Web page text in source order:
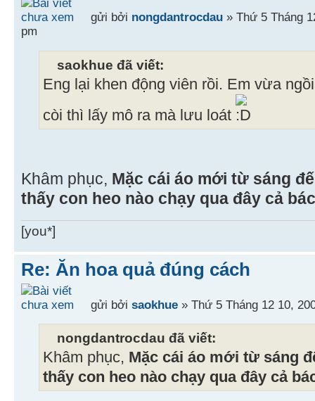
gửi bởi nongdantrocdau » Thứ 5 Tháng
pm
saokhue đã viết:
Eng lại khen động viên rồi. Em vừa
còi thì lấy mô ra mà lưu loát
Khâm phục, Mặc cái áo mới từ sáng
thấy con heo nào chạy qua đây cả
[you*]
Re: Ăn hoa quả đúng cách
gửi bởi saokhue » Thứ 5 Tháng 12 10,
nongdantrocdau đã viết:
Khâm phục, Mặc cái áo mới từ sáng
thấy con heo nào chạy qua đây cả